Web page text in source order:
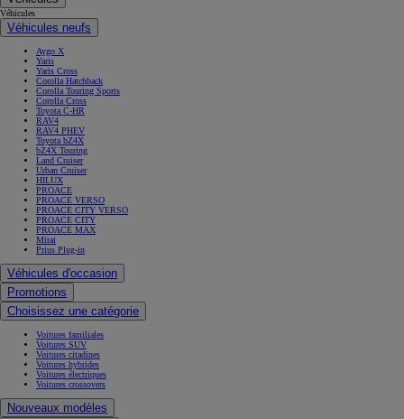
Véhicules
Véhicules neufs
Aygo X
Yaris
Yaris Cross
Corolla Hatchback
Corolla Touring Sports
Corolla Cross
Toyota C-HR
RAV4
RAV4 PHEV
Toyota bZ4X
bZ4X Touring
Land Cruiser
Urban Cruiser
HILUX
PROACE
PROACE VERSO
PROACE CITY VERSO
PROACE CITY
PROACE MAX
Mirai
Prius Plug-in
Véhicules d'occasion
Promotions
Choisissez une catégorie
Voitures familiales
Voitures SUV
Voitures citadines
Voitures hybrides
Voitures électriques
Voitures crossovers
Nouveaux modèles